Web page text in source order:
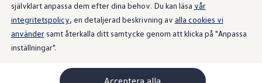
självklart anpassa dem efter dina behov. Du kan läsa vår
integritetspolicy, en detaljerad beskrivning av alla cookies vi
användersamt återkalla ditt samtycke genom att klicka på "Anpassa
inställningar".
Acceptera alla
Äga
Service
Originalservice
Originalservice 4+
Så
fungerar värmepumpe